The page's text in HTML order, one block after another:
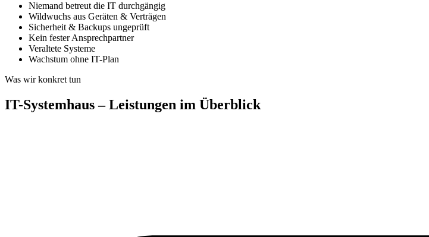
Niemand betreut die IT durchgängig
Wildwuchs aus Geräten & Verträgen
Sicherheit & Backups ungeprüft
Kein fester Ansprechpartner
Veraltete Systeme
Wachstum ohne IT-Plan
Was wir konkret tun
IT-Systemhaus – Leistungen im Überblick